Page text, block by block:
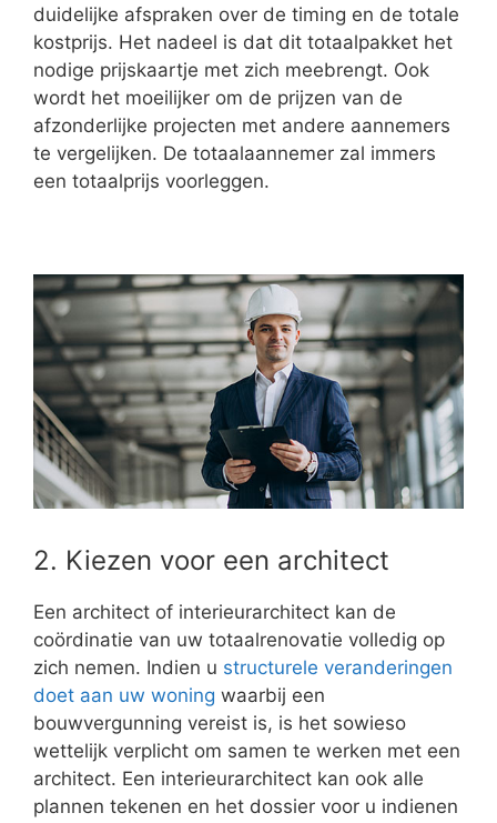
duidelijke afspraken over de timing en de totale
kostprijs. Het nadeel is dat dit totaalpakket het
nodige prijskaartje met zich meebrengt. Ook
wordt het moeilijker om de prijzen van de
afzonderlijke projecten met andere aannemers
te vergelijken. De totaalaannemer zal immers
een totaalprijs voorleggen.
2. Kiezen voor een architect
Een architect of interieurarchitect kan de
coördinatie van uw totaalrenovatie volledig op
zich nemen. Indien u structurele veranderingen
doet aan uw woning waarbij een
bouwvergunning vereist is, is het sowieso
wettelijk verplicht om samen te werken met een
architect. Een interieurarchitect kan ook alle
plannen tekenen en het dossier voor u indienen